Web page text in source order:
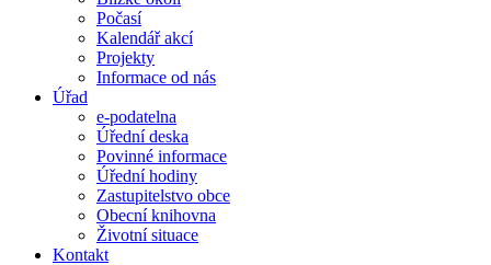
Počasí
Kalendář akcí
Projekty
Informace od nás
Úřad
e-podatelna
Úřední deska
Povinné informace
Úřední hodiny
Zastupitelstvo obce
Obecní knihovna
Životní situace
Kontakt